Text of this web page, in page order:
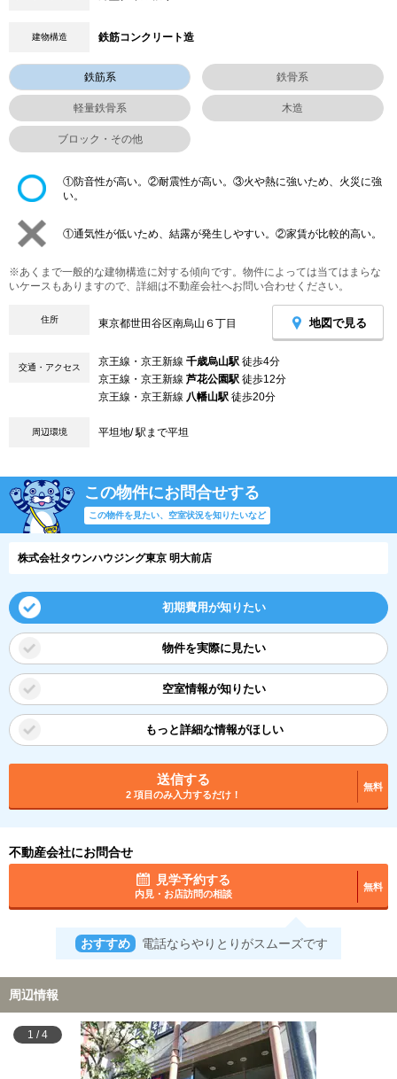
建物構造 鉄筋コンクリート造
鉄筋系 鉄骨系
軽量鉄骨系 木造
ブロック・その他
①防音性が高い。②耐震性が高い。③火や熱に強いため、火災に強
い。
①通気性が低いため、結露が発生しやすい。②家賃が比較的高い。
※あくまで一般的な建物構造に対する傾向です。物件によっては当てはまらな
いケースもありますので、詳細は不動産会社へお問い合わせください。
住所 東京都世田谷区南烏山６丁目 地図で見る
交通・アクセス 京王線・京王新線 千歳烏山駅 徒歩4分
京王線・京王新線 芦花公園駅 徒歩12分
京王線・京王新線 八幡山駅 徒歩20分
周辺環境 平坦地/ 駅まで平坦
この物件にお問合せする
この物件を見たい、空室状況を知りたいなど
株式会社タウンハウジング東京 明大前店
初期費用が知りたい
物件を実際に見たい
空室情報が知りたい
もっと詳細な情報がほしい
送信する
2 項目のみ入力するだけ！
無料
不動産会社にお問合せ
見学予約する
内見・お店訪問の相談
無料
おすすめ 電話ならやりとりがスムーズです
周辺情報
1 / 4